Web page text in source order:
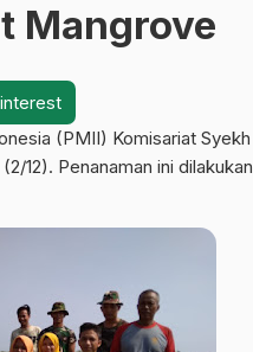
Mangrove
(PMII) Komisariat
12). Penanaman ini